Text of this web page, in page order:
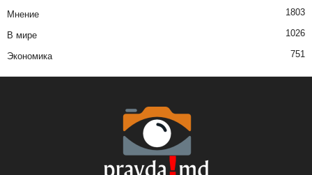
Мнение 1803
В мире 1026
Экономика 751